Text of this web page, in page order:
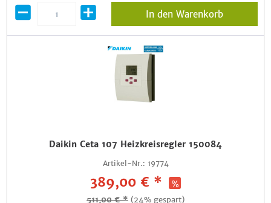
In den Warenkorb
Daikin Ceta 107 Heizkreisregler 150084
Artikel-Nr.: 19774
389,00 € *
511,00 € * (24% gespart)